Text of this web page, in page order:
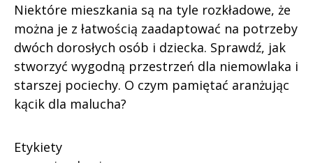
Niektóre mieszkania są na tyle rozkładowe, że
można je z łatwością zaadaptować na potrzeby
dwóch dorosłych osób i dziecka. Sprawdź, jak
stworzyć wygodną przestrzeń dla niemowlaka i
starszej pociechy. O czym pamiętać aranżując
kącik dla malucha?
Etykiety